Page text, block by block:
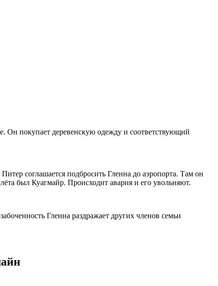
Он покупает деревенскую одежду и соответствующий
соглашается подбросить Гленна до аэропорта. Там он
был Куагмайр. Происходит авария и его увольняют.
Гленна раздражает других членов семьи